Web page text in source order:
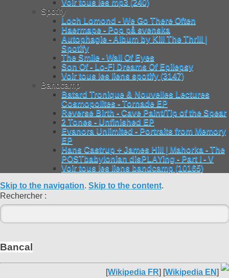
Voir tous les mp3 (240)
Spotify
Loch Lomond - We Go There Often
Haermape - Pop på svenska
Autophagie - Album by Kill The Thrill |
Spotify
The Smile - Wall Of Eyes
Son Of - Lo-Fi Dreams Of Epilepsy
Voir tous les liens spotify (3147)
Bandcamp
Batard Tronique & Nouvelles Lectures
Cosmopolites - Tornade EP
Reverse Birth - Cave Paint/Tip of the Spear
2 Tones - Unfinished EP
Evanora Unlimited - Portraits from Memory
EP
Hans Castrup + James Hill | Mahorka - The
POSTbabylonian disPLAYing - Part I - V
Voir tous les liens bandcamp (10165)
Skip to the navigation. Skip to the content.
Rechercher :
Bancal
[Wikipedia FR] [Wikipedia EN]